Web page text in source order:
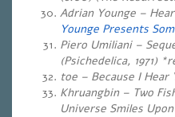
Adrian Younge –
Younge Presents
Piero Umiliani –
(Psichedelica, 1971)
toe – Because I Hear
Khruangbin – Two
Universe Smiles